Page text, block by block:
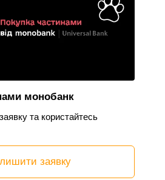
монобанк
та користайтесь
заявку